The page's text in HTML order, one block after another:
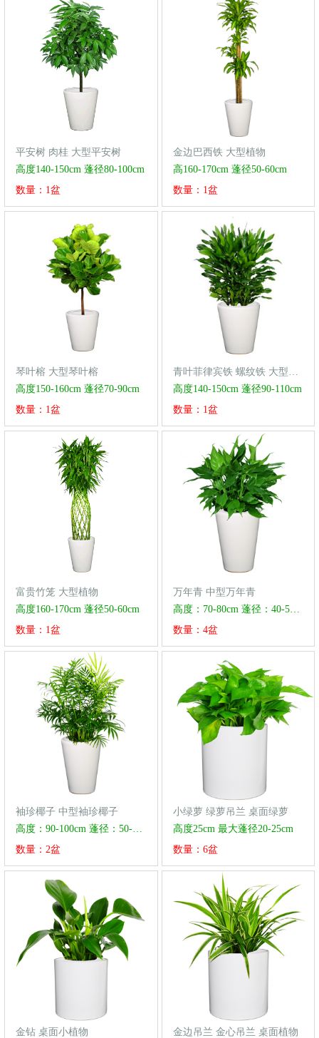
平安树 肉桂 大型平安树
高度140-150cm 蓬径80-100cm
数量：1盆
金边巴西铁 大型植物
高160-170cm 蓬径50-60cm
数量：1盆
琴叶榕 大型琴叶榕
高度150-160cm 蓬径70-90cm
数量：1盆
青叶菲律宾铁 螺纹铁 大型菲律宾铁
高度140-150cm 蓬径90-110cm
数量：1盆
富贵竹笼 大型植物
高度160-170cm 蓬径50-60cm
数量：1盆
万年青 中型万年青
高度：70-80cm 蓬径：40-50cm
数量：4盆
袖珍椰子 中型袖珍椰子
高度：90-100cm 蓬径：50-60cm
数量：2盆
小绿萝 绿萝吊兰 桌面绿萝
高度25cm 最大蓬径20-25cm
数量：6盆
金钻 桌面小植物
金边吊兰 金心吊兰 桌面植物